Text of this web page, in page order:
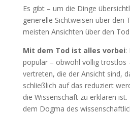
Es gibt – um die Dinge
generelle Sichtweisen über den
meisten Ansichten über den
Mit dem Tod ist alles vorbei:
populär – obwohl völlig trostlos
vertreten, die der Ansicht sind,
schließlich auf das reduziert
die Wissenschaft zu erklären
dem Dogma des